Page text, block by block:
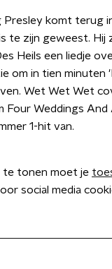
Presley komt terug
te zijn geweest. Hij
Heils een liedje
om in tien minuten
Wet Wet Wet
Four Weddings And
1-hit van.
te tonen moet je
social media